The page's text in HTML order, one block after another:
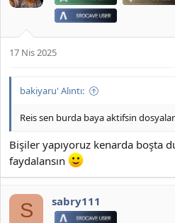
17 Nis 2025
bakiyaru' Alıntı:
Reis sen burda baya aktifsin
Bişiler yapıyoruz kenarda boşta
faydalansın
S sabry111